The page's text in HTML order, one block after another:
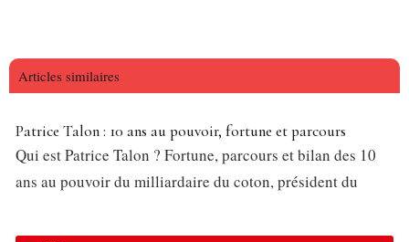
Articles similaires
Patrice Talon : 10 ans au pouvoir, fortune et parcours
Qui est Patrice Talon ? Fortune, parcours et bilan des 10
ans au pouvoir du milliardaire du coton, président du